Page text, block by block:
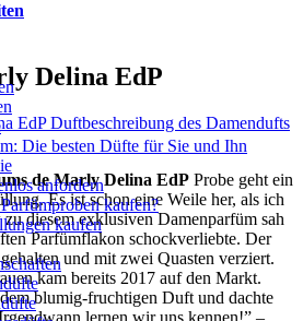
Die besten Düfte für Sie und Ihn
anfordern
kaufen?
kaufen
Delina EdP
de Marly Delina EdP Probe geht ein
Es ist schon eine Weile her, als ich
diesem exklusiven Damenparfüm sah
Parfümflakon schockverliebte. Der
und mit zwei Quasten verziert.
kam bereits 2017 auf den Markt.
blumig-fruchtigen Duft und dachte
lernen wir uns kennen!” –